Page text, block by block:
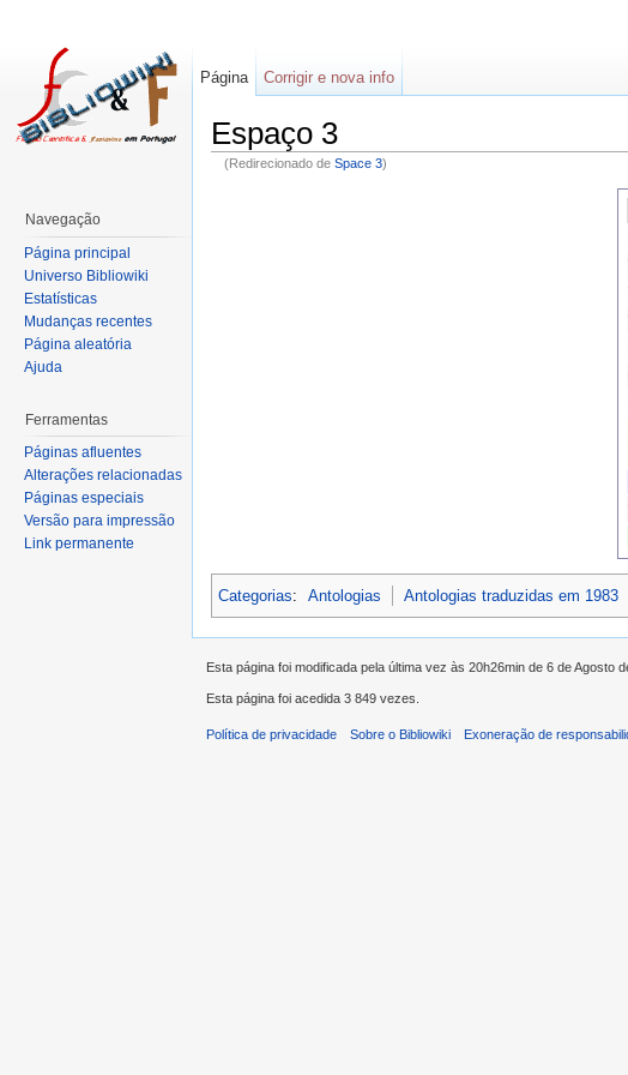
Espaço 3
(Redirecionado de Space 3)
Categorias: Antologias Antologias traduzidas em 1983
Página Corrigir e nova info
Navegação
Página principal
Universo Bibliowiki
Estatísticas
Mudanças recentes
Página aleatória
Ajuda
Ferramentas
Páginas afluentes
Alterações relacionadas
Páginas especiais
Versão para impressão
Link permanente
Esta página foi modificada pela última vez às 20h26min de 6 de Agosto
Esta página foi acedida 3 849 vezes.
Política de privacidade Sobre o Bibliowiki Exoneração de